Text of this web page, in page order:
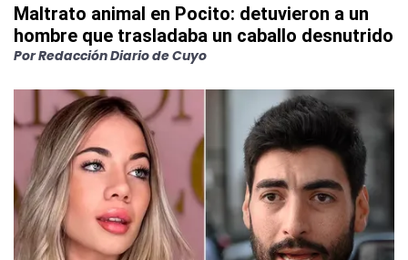
Maltrato animal en Pocito: detuvieron a un
hombre que trasladaba un caballo desnutrido
PorRedacción Diario de Cuyo